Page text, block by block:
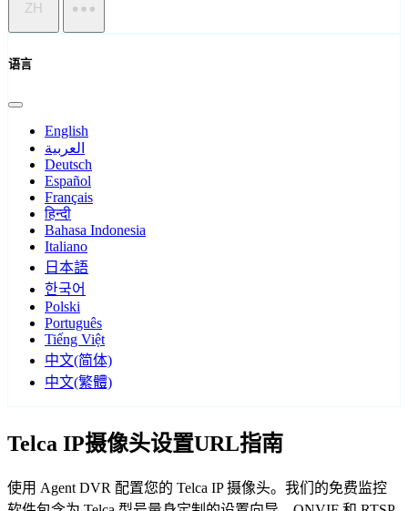
ZH
语言
English
العربية
Deutsch
Español
Français
हिन्दी
Bahasa Indonesia
Italiano
日本語
한국어
Polski
Português
Tiếng Việt
中文(简体)
中文(繁體)
Telca IP摄像头设置URL指南
使用 Agent DVR 配置您的 Telca IP 摄像头。我们的免费监控